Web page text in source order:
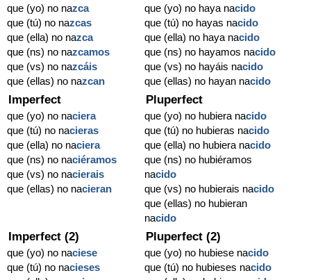
que (yo) no nazca
que (tú) no nazcas
que (ella) no nazca
que (ns) no nazcamos
que (vs) no nazcáis
que (ellas) no nazcan
que (yo) no haya nacido
que (tú) no hayas nacido
que (ella) no haya nacido
que (ns) no hayamos nacido
que (vs) no hayáis nacido
que (ellas) no hayan nacido
Imperfect
que (yo) no naciera
que (tú) no nacieras
que (ella) no naciera
que (ns) no naciéramos
que (vs) no nacierais
que (ellas) no nacieran
Pluperfect
que (yo) no hubiera nacido
que (tú) no hubieras nacido
que (ella) no hubiera nacido
que (ns) no hubiéramos
nacido
que (vs) no hubierais nacido
que (ellas) no hubieran
nacido
Imperfect (2)
que (yo) no naciese
que (tú) no nacieses
Pluperfect (2)
que (yo) no hubiese nacido
que (tú) no hubieses nacido